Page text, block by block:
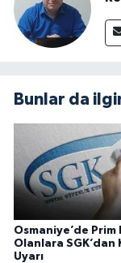
Bunlar da
Osmaniye’de Prim
Olanlara SGK’dan
Uyarı